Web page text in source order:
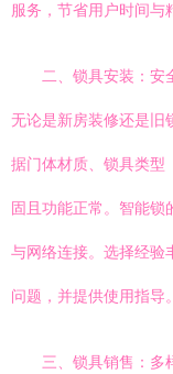
服务，节省用户时间与
二、锁具安装：安
无论是新房装修还是旧
据门体材质、锁具类型
固且功能正常。智能锁
与网络连接。选择经验
问题，并提供使用指导。
三、锁具销售：多